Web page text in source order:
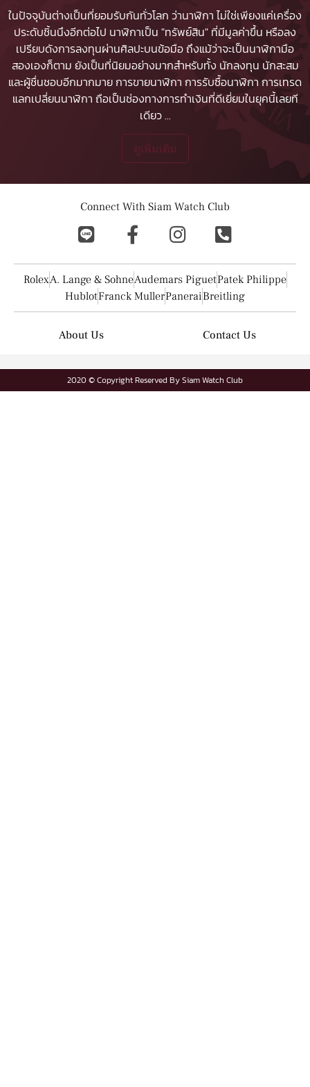
ในปัจจุบันต่างเป็นที่ยอมรับกันทั่วโลก ว่านาฬิกา ไม่ใช่เพียงแค่เครื่อง
ประดับชิ้นนึงอีกต่อไป นาฬิกาเป็น "ทรัพย์สิน" ที่มีมูลค่าขึ้น หรือลง
เปรียบดังการลงทุนผ่านศิลปะบนข้อมือ ถึงแม้ว่าจะเป็นนาฬิกามือ
สองเองก็ตาม ยังเป็นที่นิยมอย่างมากสำหรับทั้ง นักลงทุน นักสะสม
และผู้ชื่นชอบอีกมากมายการขายนาฬิกา การรับซื้อนาฬิกา การเทรด
แลกเปลี่ยนนาฬิกา ถือเป็นช่องทางการทำเงินที่ดีเยี่ยมในยุคนี้เลยที
เดียว...
ดูเพิ่มเติม
Connect With Siam Watch Club
RolexA. Lange & SohneAudemars PiguetPatek Philippe
HublotFranck MullerPaneraiBreitling
About Us Contact Us
2020 © Copyright Reserved By Siam Watch Club